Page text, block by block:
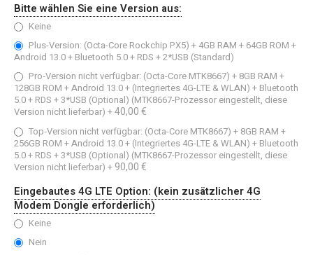
Bitte wählen Sie eine Version aus:
Keine
Plus-Version: (Octa-Core Rockchip PX5) + 4GB RAM + 64GB ROM +
Android 13.0 + Bluetooth 5.0 + RDS + 2*USB (Standard)
Pro‑Version nicht verfügbar: (Octa-Core MTK8667) + 8GB RAM +
128GB ROM + Android 13.0 + (Integriertes 4G-LTE & WLAN) + Bluetooth
5.0 + RDS + 3*USB (Optional) (MTK8667-Prozessor eingestellt, diese
Version nicht lieferbar) +40,00 €
Top‑Version nicht verfügbar: (Octa-Core MTK8667) + 8GB RAM +
256GB ROM + Android 13.0 + (Integriertes 4G-LTE & WLAN) + Bluetooth
5.0 + RDS + 3*USB (Optional) (MTK8667-Prozessor eingestellt, diese
Version nicht lieferbar) + 90,00 €
Eingebautes 4G LTE Option: (kein zusätzlicher 4G
Modem Dongle erforderlich)
Keine
Nein